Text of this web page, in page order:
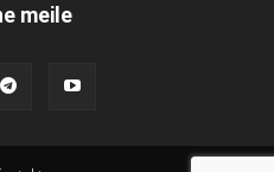
meile